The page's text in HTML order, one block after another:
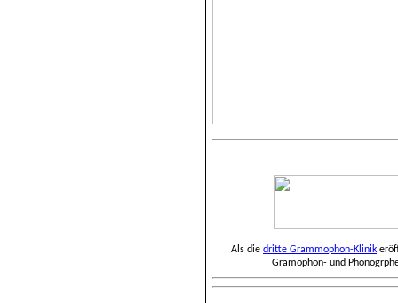
Als die dritte Grammophon-Klinik
Gramophon- und